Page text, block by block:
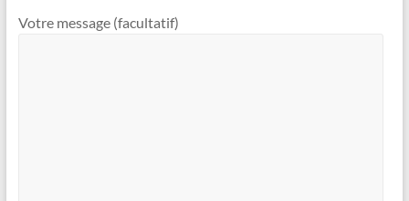
Votre message (facultatif)